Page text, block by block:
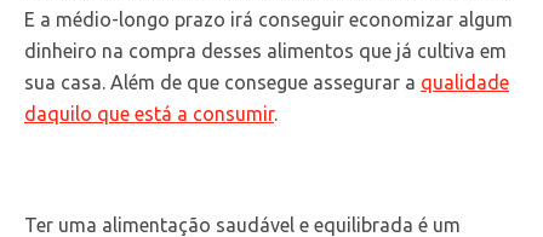
E a médio-longo prazo irá conseguir economizar algum
dinheiro na compra desses alimentos que já cultiva em
sua casa. Além de que consegue assegurar a qualidade
daquilo que está a consumir.
Ter uma alimentação saudável e equilibrada é um